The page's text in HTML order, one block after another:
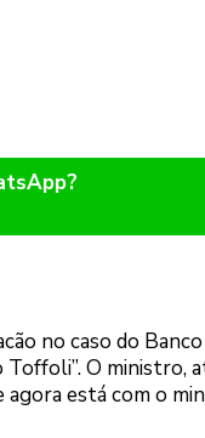
no caso do Banco
Toffoli”. O ministro,
agora está com o